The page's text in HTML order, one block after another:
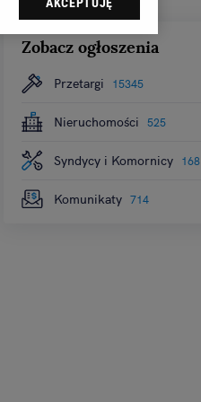
Zobacz ogłoszenia
Przetargi 15345
Nieruchomości 525
Syndycy i Komornicy 168
Komunikaty 714
do sekcji
identyfikacji.